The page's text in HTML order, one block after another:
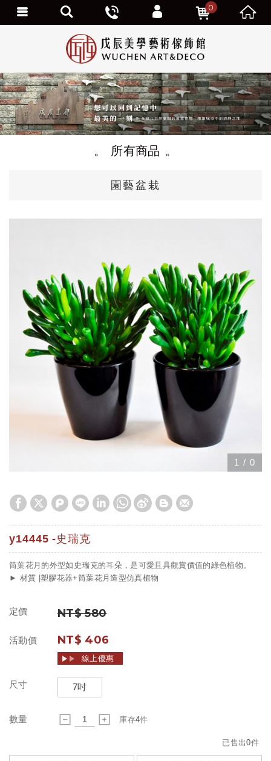
所有商品
園藝盆栽
y14445 -史瑞克
筒葉花月的外型如史瑞克的耳朵，是可愛且具觀賞價值的綠色植物。
► 材質 |塑膠花器+筒葉花月造型仿真植物
定價 NT$ 580
活動價 NT$ 406
線上優惠
尺寸 7吋
數量 庫存4件
已售出0件
1 / 0
0
個人資料修改
訂單查詢
追蹤清單
我的優惠劵
會員登出